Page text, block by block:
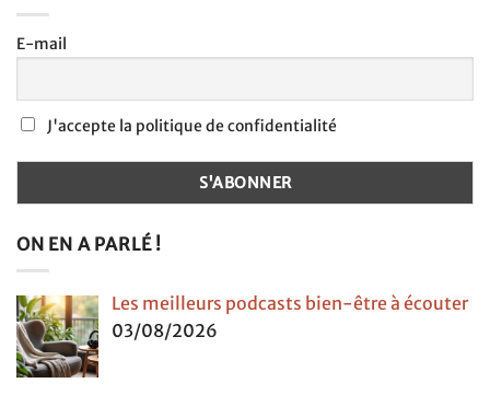
E-mail
J'accepte la politique de confidentialité
ON EN A PARLÉ !
Les meilleurs podcasts bien-être à écouter
03/08/2026